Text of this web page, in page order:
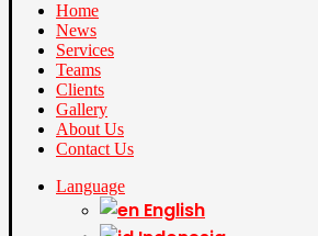
Home
News
Services
Teams
Clients
Gallery
About Us
Contact Us
Language
English